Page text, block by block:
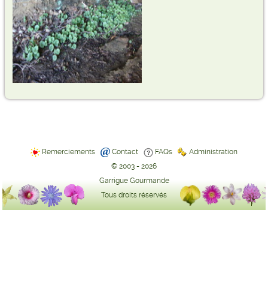
Remerciements Contact FAQs
Administration
© 2003 - 2026
Garrigue Gourmande
Tous droits réservés